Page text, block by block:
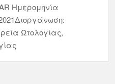
Ημερομηνία
Ωτολογίας,